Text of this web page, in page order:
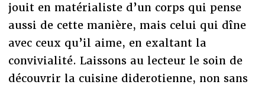
jouit en matérialiste d’un corps qui pense
aussi de cette manière, mais celui qui dîne
avec ceux qu’il aime, en exaltant la
convivialité. Laissons au lecteur le soin de
découvrir la cuisine diderotienne, non sans